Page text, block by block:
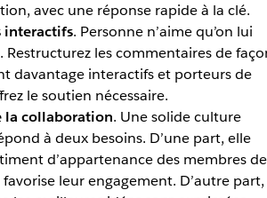
avec une réponse rapide à la clé.
interactifs. Personne n’aime qu’on lui
Restructurez les commentaires de
davantage interactifs et porteurs de
le soutien nécessaire.
la collaboration. Une solide culture
à deux besoins. D’une part, elle
d’appartenance des membres de
favorise leur engagement. D’autre part,